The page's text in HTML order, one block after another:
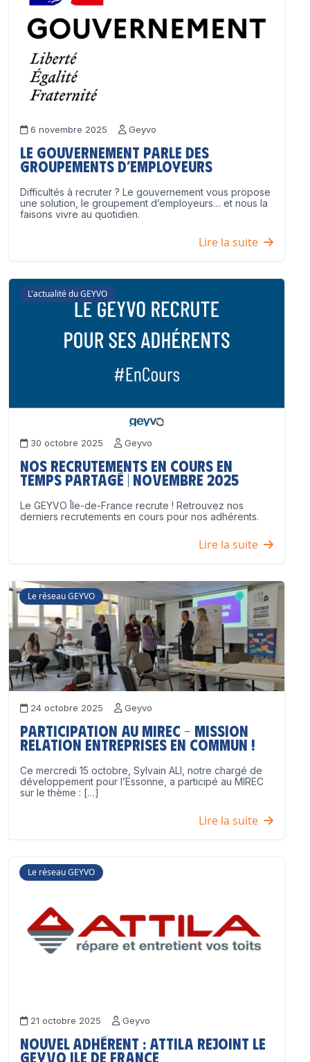
6 novembre 2025 Geyvo
Le Gouvernement parle des
groupements d’employeurs
Difficultés à recruter ? Le gouvernement vous propose
une solution, le groupement d’employeurs… et nous la
faisons vivre au quotidien.
Lire la suite
L'actualité du GEYVO
30 octobre 2025 Geyvo
Nos recrutements en cours en
temps partagé | Novembre 2025
Le GEYVO Île-de-France recrute ! Retrouvez nos
derniers recrutements en cours pour nos adhérents.
Lire la suite
Le réseau GEYVO
24 octobre 2025 Geyvo
Participation au MIREC – Mission
Relation Entreprises en Commun !
Ce mercredi 15 octobre, Sylvain ALI, notre chargé de
développement pour l’Essonne, a participé au MIREC
sur le thème : […]
Lire la suite
Le réseau GEYVO
21 octobre 2025 Geyvo
Nouvel adhérent : ATTILA rejoint le
GEYVO Ile de France